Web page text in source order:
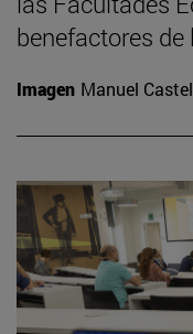
benefactores de
Imagen Manuel